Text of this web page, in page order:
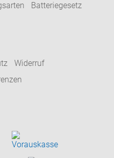
Batteriegesetz
Widerruf